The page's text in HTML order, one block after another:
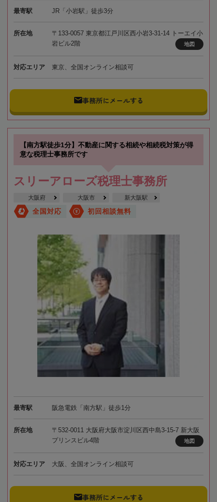
最寄駅 JR「小岩駅」徒歩3分
所在地
〒133-0057 東京都江戸川区西小岩3-31-14 トーエイ小
岩ビル2階
地図
対応エリア 東京、全国オンライン相談可
事務所にメールする
【南方駅徒歩1分】不動産に関する相続や相続税対策が得
意な税理士事務所です
スリーアローズ税理士事務所
大阪府 大阪市 新大阪駅
全国対応 初回相談無料
最寄駅 阪急電鉄「南方駅」徒歩1分
所在地
〒532-0011 大阪府大阪市淀川区西中島3-15-7 新大阪
プリンスビル4階
地図
対応エリア 大阪、全国オンライン相談可
事務所にメールする